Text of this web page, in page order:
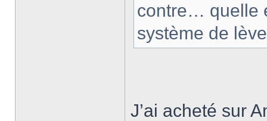
contre… quelle
système de
J’ai acheté sur